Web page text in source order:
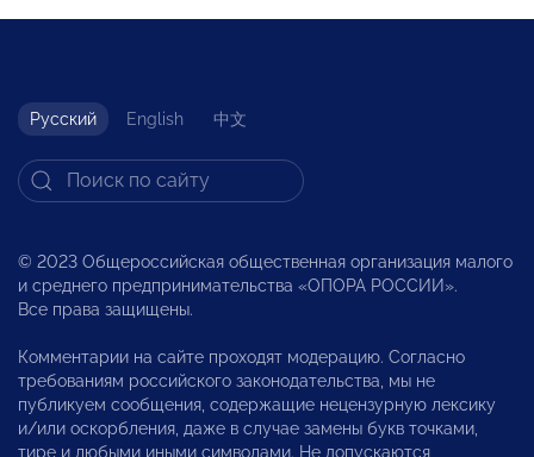
Русский English 中文
© 2023 Общероссийская общественная организация малого
и среднего предпринимательства «ОПОРА РОССИИ».
Все права защищены.
Комментарии на сайте проходят модерацию. Согласно
требованиям российского законодательства, мы не
публикуем сообщения, содержащие нецензурную лексику
и/или оскорбления, даже в случае замены букв точками,
тире и любыми иными символами. Не допускаются